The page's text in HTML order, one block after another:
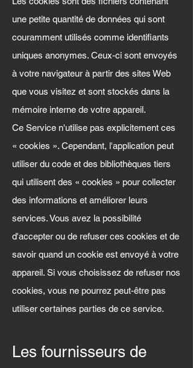
une petite quantité de données qui sont
couramment utilisés comme identifiants
uniques anonymes. Ceux-ci sont envoyés
à votre navigateur à partir des sites Web
que vous visitez et sont stockés dans la
mémoire interne de votre appareil.
Ce Service n'utilise pas explicitement ces
« cookies ». Cependant, l'application peut
utiliser du code et des bibliothèques tiers
qui utilisent des « cookies » pour collecter
des informations et améliorer leurs
services. Vous avez la possibilité
d'accepter ou de refuser ces cookies et de
savoir quand un cookie est envoyé à votre
appareil. Si vous choisissez de refuser nos
cookies, vous ne pourrez peut-être pas
utiliser certaines parties de ce service.
Les fournisseurs de